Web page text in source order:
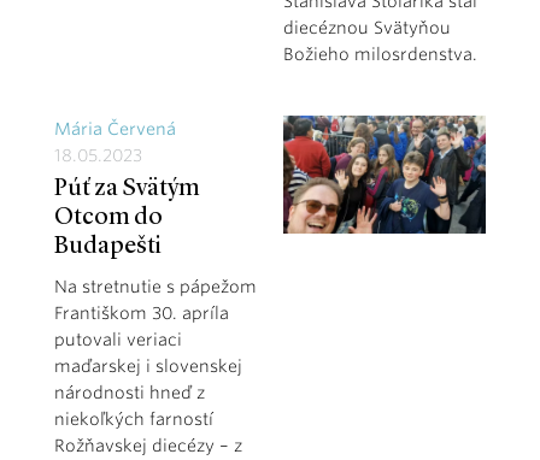
diecéznou Svätyňou
Božieho milosrdenstva.
Mária Červená
18.05.2023
Púť za Svätým
Otcom do
Budapešti
Na stretnutie s pápežom
Františkom 30. apríla
putovali veriaci
maďarskej i slovenskej
národnosti hneď z
niekoľkých farností
Rožňavskej diecézy – z